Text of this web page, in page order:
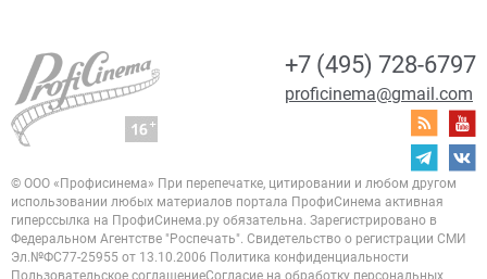
+7 (495) 728-6797
proficinema@gmail.com
© ООО «Профисинема» При перепечатке, цитировании и любом другом
использовании любых материалов портала ПрофиСинема активная
гиперссылка на ПрофиСинема.ру обязательна. Зарегистрировано в
Федеральном Агентстве "Роспечать". Свидетельство о регистрации СМИ
Эл.№ФС77-25955 от 13.10.2006 Политика конфиденциальности